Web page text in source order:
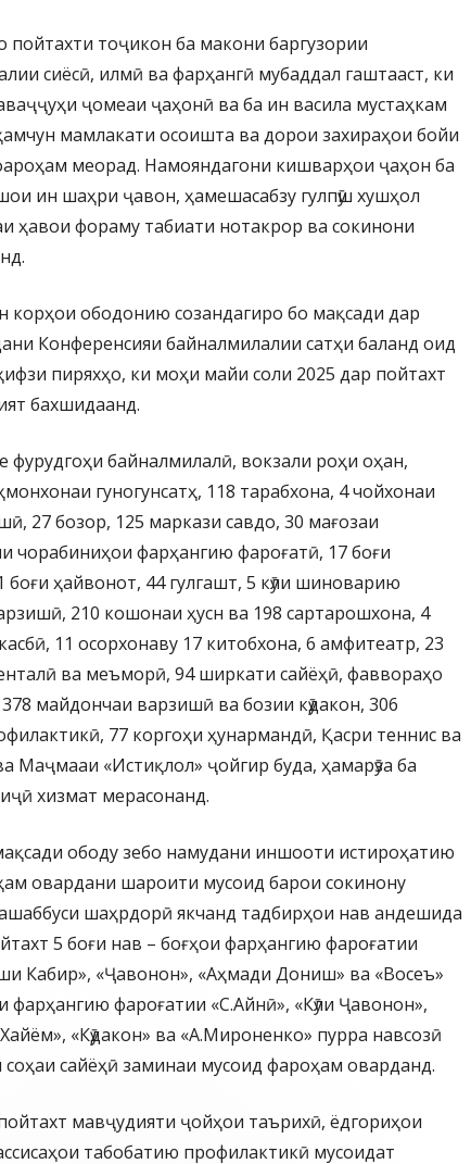
пойтахти тоҷикон ба макони баргузории
сиёсӣ, илмӣ ва фарҳангӣ мубаддал гаштааст, ки
ҷомеаи ҷаҳонӣ ва ба ин васила мустаҳкам
мамлакати осоишта ва дорои захираҳои бойи
меорад. Намояндагони кишварҳои ҷаҳон ба
ин шаҳри ҷавон, ҳамешасабзу гулпӯш хушҳол
ҳавои фораму табиати нотакрор ва сокинони
корҳои ободонию созандагиро бо мақсади дар
Конференсияи байналмилалии сатҳи баланд оид
пиряхҳо, ки моҳи майи соли 2025 дар пойтахт
бахшидаанд.
фурудгоҳи байналмилалӣ, вокзали роҳи оҳан,
гуногунсатҳ, 118 тарабхона, 4 чойхонаи
27 бозор, 125 маркази савдо, 30 мағозаи
чорабиниҳои фарҳангию фароғатӣ, 17 боғи
ҳайвонот, 44 гулгашт, 5 кӯли шиноварию
210 кошонаи ҳусн ва 198 сартарошхона, 4
11 осорхонаву 17 китобхона, 6 амфитеатр, 23
ва меъморӣ, 94 ширкати сайёҳӣ, фаввораҳо
майдончаи варзишӣ ва бозии кӯдакон, 306
77 коргоҳи ҳунармандӣ, Қасри теннис ва
«Истиқлол» ҷойгир буда, ҳамарӯза ба
хизмат мерасонанд.
ободу зебо намудани иншооти истироҳатию
овардани шароити мусоид барои сокинону
шаҳрдорӣ якчанд тадбирҳои нав андешида
5 боғи нав – боғҳои фарҳангию фароғатии
Кабир», «Ҷавонон», «Аҳмади Дониш» ва «Восеъ»
фарҳангию фароғатии «С.Айнӣ», «Кӯли Ҷавонон»,
«Кӯдакон» ва «А.Мироненко» пурра навсозӣ
сайёҳӣ заминаи мусоид фароҳам оварданд.
мавҷудияти ҷойҳои таърихӣ, ёдгориҳои
табобатию профилактикӣ мусоидат